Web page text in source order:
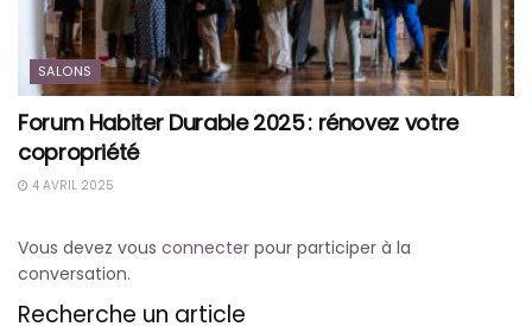
SALONS
Forum Habiter Durable 2025 : rénovez votre
copropriété
4 AVRIL 2025
Vous devez vous connecter pour participer à la
conversation.
Recherche un article